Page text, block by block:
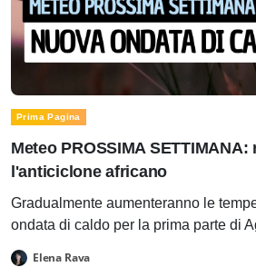
Prima Pagina
Meteo PROSSIMA SETTIMANA:
l'anticiclone africano
Gradualmente aumenteranno le
ondata di caldo per la prima parte di
Elena Rava